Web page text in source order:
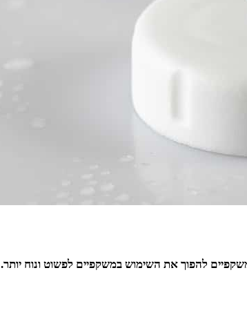
להפוך את השימוש במשקפיים לפשוט ונוח יותר.